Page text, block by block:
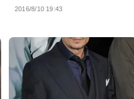
2016/8/10 19:43